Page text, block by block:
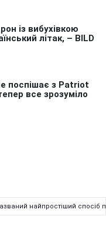
найпростіший спосіб